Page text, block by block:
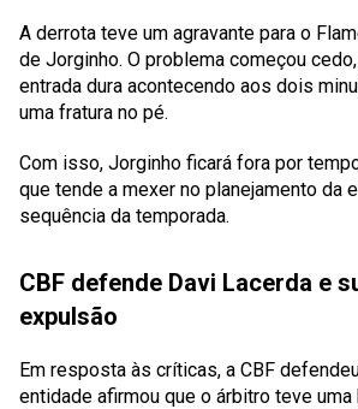
A derrota teve um agravante para o
de Jorginho. O problema começou
entrada dura acontecendo aos dois
uma fratura no pé.
Com isso, Jorginho ficará fora por
que tende a mexer no planejamento da
sequência da temporada.
CBF defende Davi Lacerda e
expulsão
Em resposta às críticas, a CBF
entidade afirmou que o árbitro teve uma